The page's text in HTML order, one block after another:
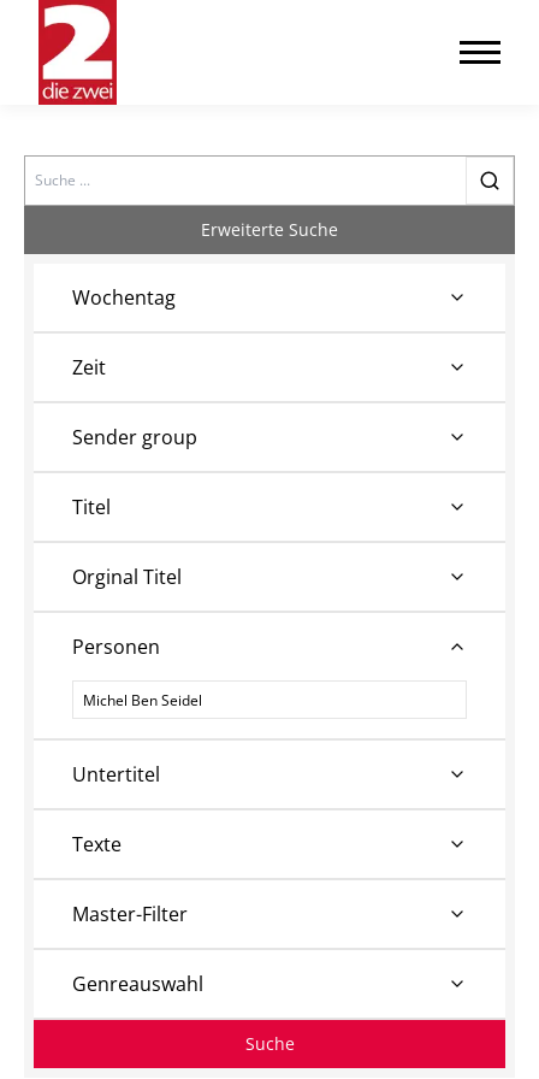
Search
Erweiterte Suche
Wochentag
Zeit
Sender group
Titel
Orginal Titel
Personen
Personen
Untertitel
Texte
Master-Filter
Genreauswahl
Suche